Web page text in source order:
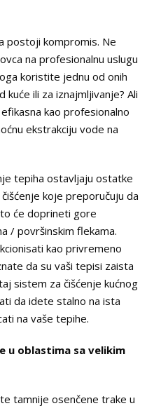
postoji kompromis. Ne
na profesionalnu uslugu
koristite jednu od onih
kuće ili za iznajmljivanje? Ali
kao profesionalno
ekstrakciju vode na
tepiha ostavljaju ostatke
koje preporučuju da
će doprineti gore
/ površinskim flekama.
kao privremeno
da su vaši tepisi zaista
sistem za čišćenje kućnog
da idete stalno na ista
na vaše tepihe.
u oblastima sa velikim
tamnije osenčene trake u